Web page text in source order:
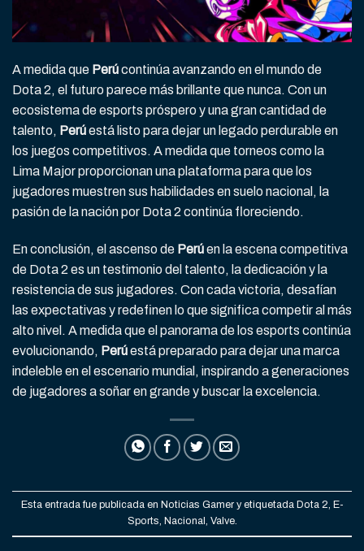
A medida que Perúcontinúa avanzando en el mundo de
Dota 2, el futuro parece más brillante que nunca. Con un
ecosistema de esports próspero y una gran cantidad de
talento, Perúestá listo para dejar un legado perdurable en
los juegos competitivos. A medida que torneos como la
Lima Major proporcionan una plataforma para que los
jugadores muestren sus habilidades en suelo nacional, la
pasión de la nación por Dota 2 continúa floreciendo.
En conclusión, el ascenso de Perúen la escena competitiva
de Dota 2 es un testimonio del talento, la dedicación y la
resistencia de sus jugadores. Con cada victoria, desafían
las expectativas y redefinen lo que significa competir al más
alto nivel. A medida que el panorama de los esports continúa
evolucionando, Perúestá preparado para dejar una marca
indeleble en el escenario mundial, inspirando a generaciones
de jugadores a soñar en grande y buscar la excelencia.
Esta entrada fue publicada en Noticias Gamery etiquetada Dota 2, E-
Sports, Nacional , Valve.